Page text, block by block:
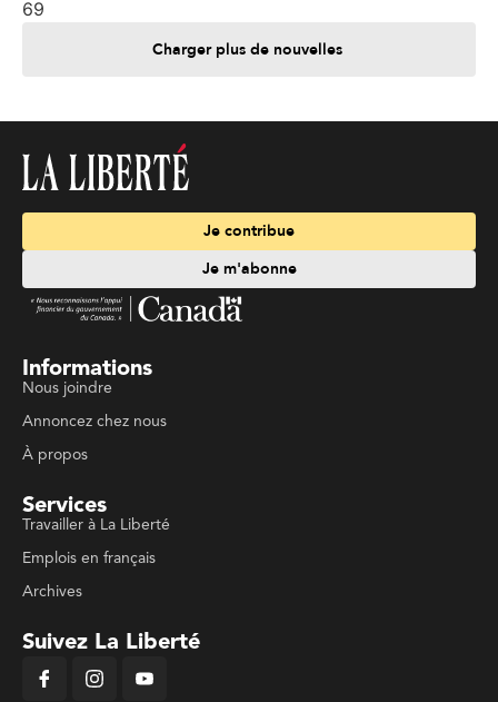
69
Charger plus de nouvelles
Je contribue
Je m'abonne
Informations
Nous joindre
Annoncez chez nous
À propos
Services
Travailler à La Liberté
Emplois en français
Archives
Suivez La Liberté